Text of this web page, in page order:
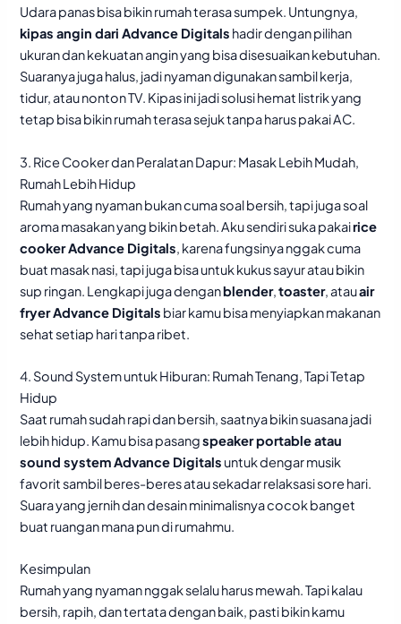
Udara panas bisa bikin rumah terasa sumpek. Untungnya,
kipas angin dari Advance Digitals hadir dengan pilihan
ukuran dan kekuatan angin yang bisa disesuaikan kebutuhan.
Suaranya juga halus, jadi nyaman digunakan sambil kerja,
tidur, atau nonton TV. Kipas ini jadi solusi hemat listrik yang
tetap bisa bikin rumah terasa sejuk tanpa harus pakai AC.
3. Rice Cooker dan Peralatan Dapur: Masak Lebih Mudah,
Rumah Lebih Hidup
Rumah yang nyaman bukan cuma soal bersih, tapi juga soal
aroma masakan yang bikin betah. Aku sendiri suka pakairice
cooker Advance Digitals , karena fungsinya nggak cuma
buat masak nasi, tapi juga bisa untuk kukus sayur atau bikin
sup ringan. Lengkapi juga denganblender,toaster, atauair
fryer Advance Digitals biar kamu bisa menyiapkan makanan
sehat setiap hari tanpa ribet.
4. Sound System untuk Hiburan: Rumah Tenang, Tapi Tetap
Hidup
Saat rumah sudah rapi dan bersih, saatnya bikin suasana jadi
lebih hidup. Kamu bisa pasangspeaker portable atau
sound system Advance Digitals untuk dengar musik
favorit sambil beres-beres atau sekadar relaksasi sore hari.
Suara yang jernih dan desain minimalisnya cocok banget
buat ruangan mana pun di rumahmu.
Kesimpulan
Rumah yang nyaman nggak selalu harus mewah. Tapi kalau
bersih, rapih, dan tertata dengan baik, pasti bikin kamu